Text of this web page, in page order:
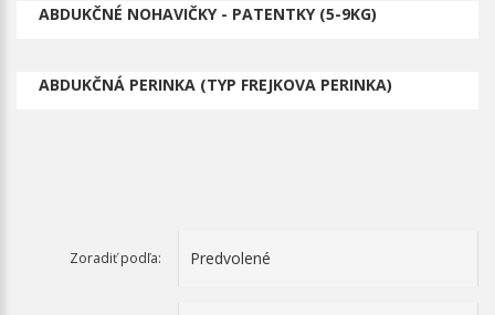
ABDUKČNÉ NOHAVIČKY - PATENTKY (5-9KG)
ABDUKČNÁ PERINKA (TYP FREJKOVA PERINKA)
Zoradiť podľa: